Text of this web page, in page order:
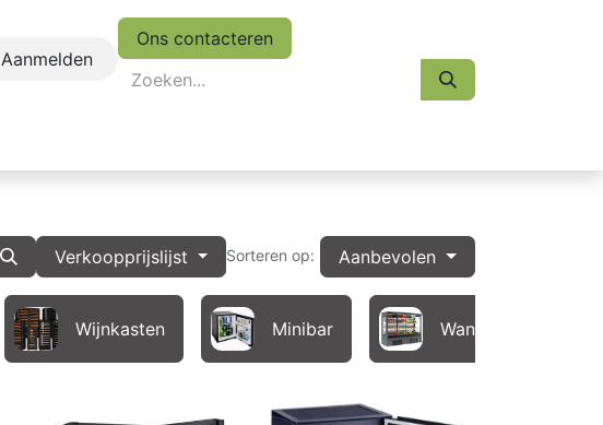
Aanmelden
Ons contacteren
Verkoopprijslijst Sorteren op: Aanbevolen
Wijnkasten Minibar Wandkoelingen